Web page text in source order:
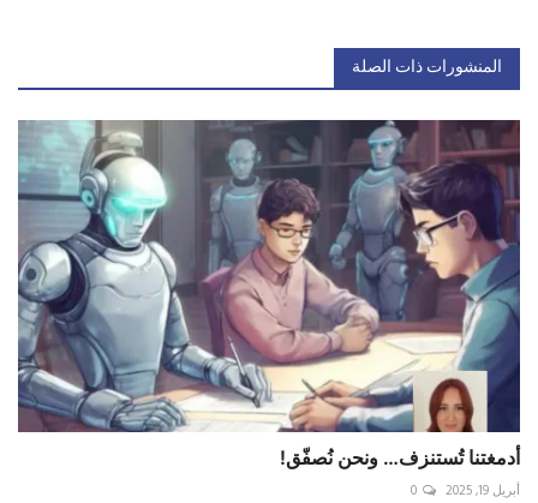
المنشورات ذات الصلة
أدمغتنا تُستنزف… ونحن نُصفّق!
أبريل 19, 2025 0